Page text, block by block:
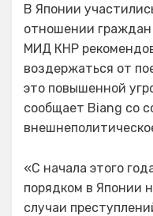
В Японии
отношении граждан
МИД КНР
воздержаться от
это повышенной
сообщает Biang со
«С начала этого
порядком в Японии
случаи